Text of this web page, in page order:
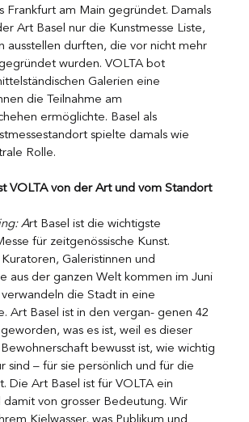
Frankfurt am Main gegründet. Damals
Art Basel nur die Kunstmesse Liste,
ausstellen durften, die vor nicht mehr
wurden. VOLTA bot
Galerien eine
die Teilnahme am
ermöglichte. Basel als
spielte damals wie
Rolle.
VOLTA von der Art und vom Standort
Art Basel ist die wichtigste
für zeitgenössische Kunst.
Galeristinnen und
aus der ganzen Welt kommen im Juni
die Stadt in eine
Art Basel ist in den vergan- genen 42
was es ist, weil es dieser
bewusst ist, wie wichtig
sind – für sie persönlich und für die
Die Art Basel ist für VOLTA ein
damit von grosser Bedeutung. Wir